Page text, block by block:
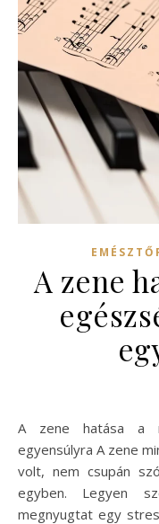
A zene
A zene hatása a mentális egészségre és a lelki
egyensúlyra A zene
volt, nem csupán
egyben. Legyen
megnyugtat egy